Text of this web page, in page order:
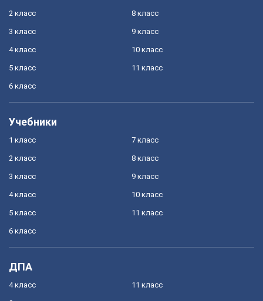
2 класс
3 класс
4 класс
5 класс
6 класс
8 класс
9 класс
10 класс
11 класс
Учебники
1 класс
2 класс
3 класс
4 класс
5 класс
6 класс
7 класс
8 класс
9 класс
10 класс
11 класс
ДПА
4 класс 11 класс